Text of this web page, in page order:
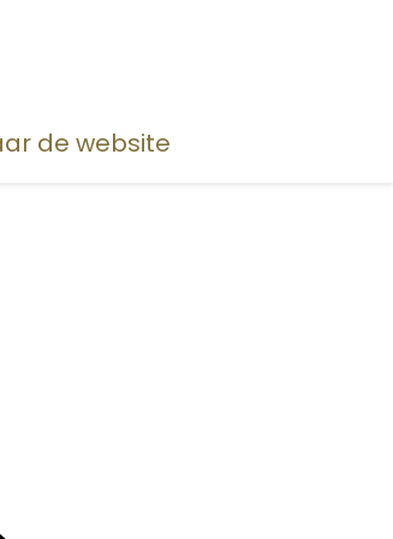
de website